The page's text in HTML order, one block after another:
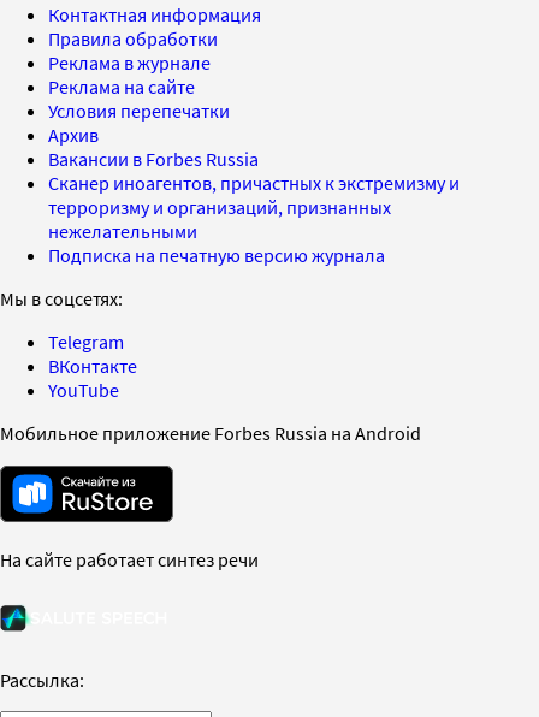
Контактная информация
Правила обработки
Реклама в журнале
Реклама на сайте
Условия перепечатки
Архив
Вакансии в Forbes Russia
Сканер иноагентов, причастных к экстремизму и
терроризму и организаций, признанных
нежелательными
Подписка на печатную версию журнала
Мы в соцсетях:
Telegram
ВКонтакте
YouTube
Мобильное приложение Forbes Russia на Android
На сайте работает синтез речи
Рассылка: